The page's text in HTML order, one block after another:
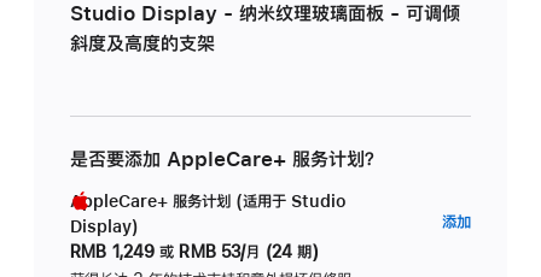
Studio Display - 纳米纹理玻璃面板 - 可调倾
斜度及高度的支架
是否要添加 AppleCare+ 服务计划？
AppleCare+ 服务计划 (适用于 Studio
Display)
RMB 1,249 或 RMB 53/月 (24 期)
添加